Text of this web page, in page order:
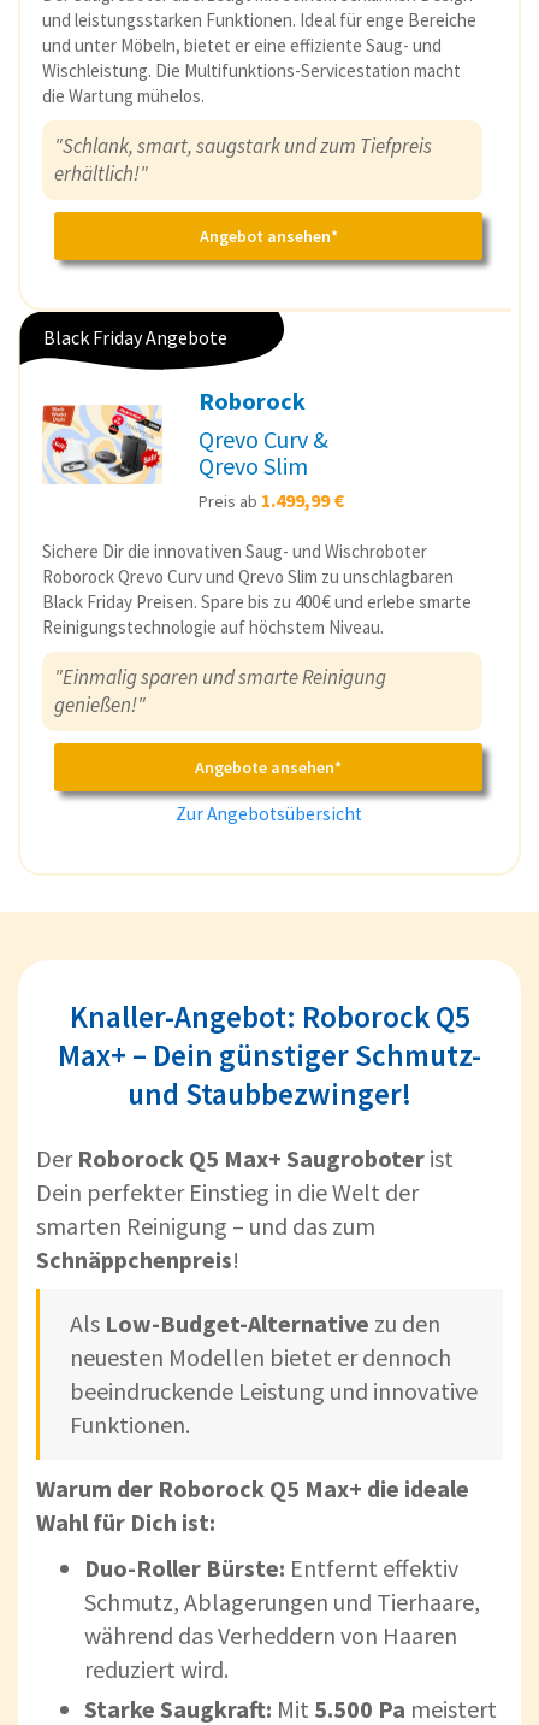
und leistungsstarken Funktionen. Ideal für enge Bereiche
und unter Möbeln, bietet er eine effiziente Saug- und
Wischleistung. Die Multifunktions-Servicestation macht
die Wartung mühelos.
"Schlank, smart, saugstark und zum Tiefpreis
erhältlich!"
Angebot ansehen*
Black Friday Angebote
Roborock
Qrevo Curv &
Qrevo Slim
Preis ab 1.499,99 €
Sichere Dir die innovativen Saug- und Wischroboter
Roborock Qrevo Curv und Qrevo Slim zu unschlagbaren
Black Friday Preisen. Spare bis zu 400 € und erlebe smarte
Reinigungstechnologie auf höchstem Niveau.
"Einmalig sparen und smarte Reinigung
genießen!"
Angebote ansehen*
Zur Angebotsübersicht
Knaller-Angebot: Roborock Q5
Max+ – Dein günstiger Schmutz-
und Staubbezwinger!
Der Roborock Q5 Max+ Saugroboter ist
Dein perfekter Einstieg in die Welt der
smarten Reinigung – und das zum
Schnäppchenpreis!
Als Low-Budget-Alternative zu den
neuesten Modellen bietet er dennoch
beeindruckende Leistung und innovative
Funktionen.
Warum der Roborock Q5 Max+ die ideale
Wahl für Dich ist:
Duo-Roller Bürste: Entfernt effektiv
Schmutz, Ablagerungen und Tierhaare,
während das Verheddern von Haaren
reduziert wird.
Starke Saugkraft: Mit 5.500 Pa meistert